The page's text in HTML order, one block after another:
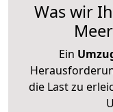
Was wir
Ein
die Last zu